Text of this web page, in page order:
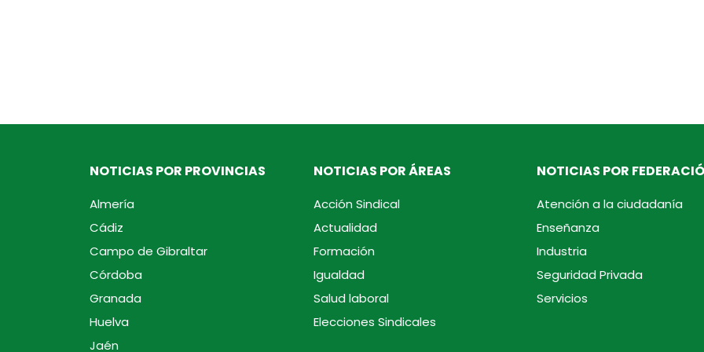
NOTICIAS POR PROVINCIAS
Almería
Cádiz
Campo de Gibraltar
Córdoba
Granada
Huelva
Jaén
NOTICIAS POR ÁREAS
Acción Sindical
Actualidad
Formación
Igualdad
Salud laboral
Elecciones Sindicales
NOTICIAS POR
Atención a la ciudadanía
Enseñanza
Industria
Seguridad Privada
Servicios